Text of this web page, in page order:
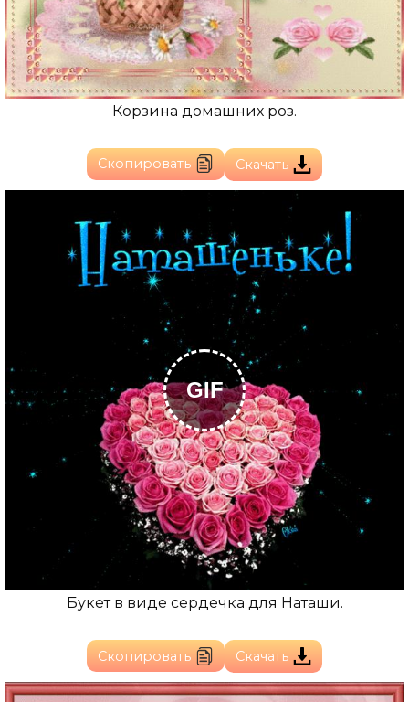
Корзина домашних роз.
Скопировать Скачать
GIF
Букет в виде сердечка для Наташи.
Скопировать Скачать